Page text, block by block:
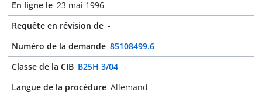
En ligne le 23 mai 1996
Requête en révision de -
Numéro de la demande 85108499.6
Classe de la CIB B25H 3/04
Langue de la procédure Allemand